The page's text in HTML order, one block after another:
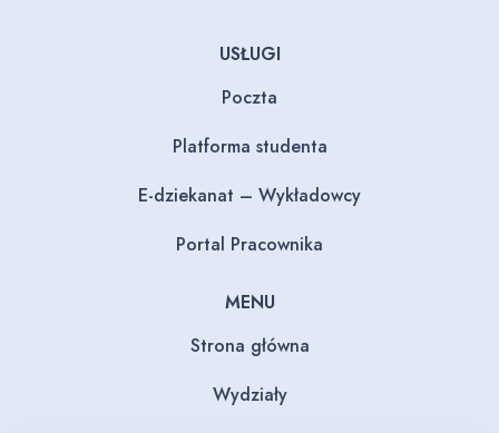
USŁUGI
Poczta
Platforma studenta
E-dziekanat – Wykładowcy
Portal Pracownika
MENU
Strona główna
Wydziały